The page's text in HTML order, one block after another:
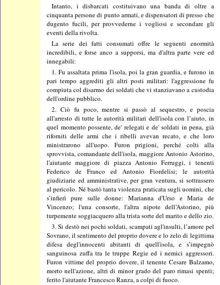
Intanto, i disbarcati costituivano una banda di oltre a
cinquanta persone di punto armati, e dispensatori di presso che
dugento fucili, per provvederne i vogliosi e secondare gli
eventi della rivolta.
La serie dei fatti consumati offre le seguenti enormità
incredibili, e forse anco a supporsi, ma d'altra parte vere ed
innegabili:
1. Fu assaltata prima l'isola, poi la gran guardia, e furono in
pari tempo aggrediti gli altri posti militari: l'aggressione fu
compiuta col disarmo dei soldati che vi stanziavano a custodia
dell'ordine pubblico.
2. Ciò fu poco, mentre si passò al sequestro, e poscia
all'arresto di tutte le autorità militari dell'isola con l’aiuto, in
quel momento possente, de' relegati e de' soldati in pena, già
riforniti delle armi che i ribelli avevan recato, e che loro
ministrarono all'uopo. Furon prigioni, perché colti alla
sprovvista, comandante dell'isola, maggiore Antonio Astorino,
l'aiutante maggiore di piazza Antonio Ferruggi, i tenenti
Federico de Franco ed Antonio Fiordelisi; le autorità
giudiziarie ed amministrative, per gran ventura, si sottrassero
al pericolo. Né bastò tanta violenza praticata sugli uomini, che
s’infierì pure sulle donne: Marianna d'Urso e Maria de
Vincenzo; l'una consorte, l'altra nipote dell’Astorino, più
turpemente soggiacquero alla trista sorte del marito e dello zio.
3. Si destò nei pochi soldati, scampati agl'insulti, l’amore pel
Sovrano, il sentimento del proprio dovere e lo zelo di legittima
difesa degl'innocenti abitanti di quell'isola, e s’impegnò
sanguinosa zuffa tra le truppe Regie ed i nemici aggressori.
Furon vittime del proprio dovere, il tenente Cesare Balzamo,
morto nell'azione, altri di minor grado del paro rimasi spenti;
ferito l'aiutante Francesco Ranza, a colpi di fuoco.